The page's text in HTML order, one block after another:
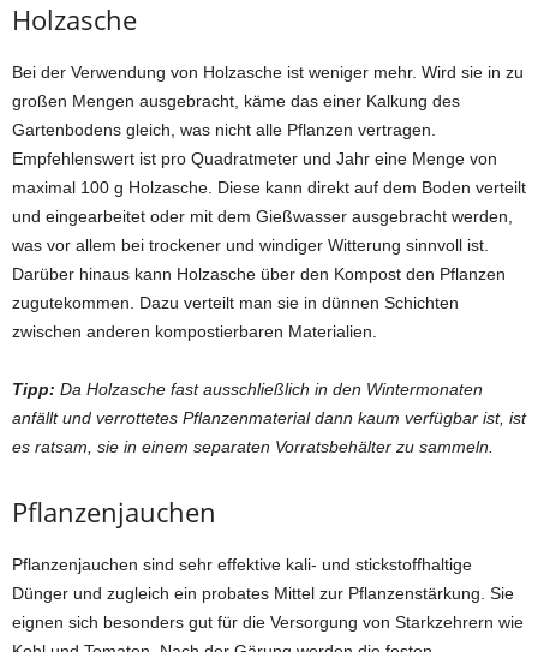
Holzasche
Bei der Verwendung von Holzasche ist weniger mehr. Wird sie in zu
großen Mengen ausgebracht, käme das einer Kalkung des
Gartenbodens gleich, was nicht alle Pflanzen vertragen.
Empfehlenswert ist pro Quadratmeter und Jahr eine Menge von
maximal 100 g Holzasche. Diese kann direkt auf dem Boden verteilt
und eingearbeitet oder mit dem Gießwasser ausgebracht werden,
was vor allem bei trockener und windiger Witterung sinnvoll ist.
Darüber hinaus kann Holzasche über den Kompost den Pflanzen
zugutekommen. Dazu verteilt man sie in dünnen Schichten
zwischen anderen kompostierbaren Materialien.
Tipp: Da Holzasche fast ausschließlich in den Wintermonaten
anfällt und verrottetes Pflanzenmaterial dann kaum verfügbar ist, ist
es ratsam, sie in einem separaten Vorratsbehälter zu sammeln.
Pflanzenjauchen
Pflanzenjauchen sind sehr effektive kali- und stickstoffhaltige
Dünger und zugleich ein probates Mittel zur Pflanzenstärkung. Sie
eignen sich besonders gut für die Versorgung von Starkzehrern wie